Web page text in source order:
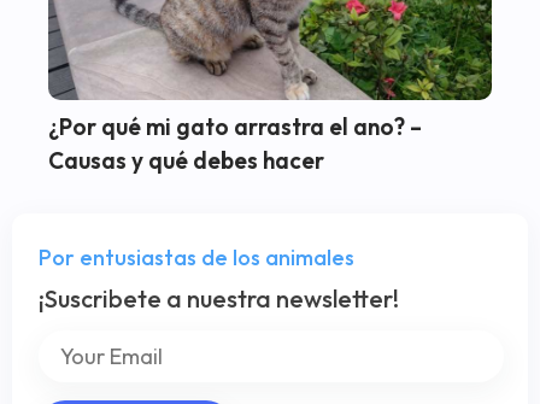
¿Por qué mi gato arrastra el ano? –
Causas y qué debes hacer
Por entusiastas de los animales
¡Suscribete a nuestra newsletter!